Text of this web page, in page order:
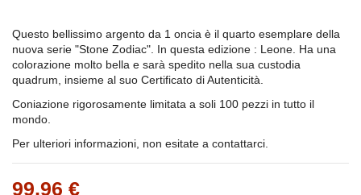
Questo bellissimo argento da 1 oncia è il quarto esemplare della
nuova serie "Stone Zodiac". In questa edizione : Leone. Ha una
colorazione molto bella e sarà spedito nella sua custodia
quadrum, insieme al suo Certificato di Autenticità.
Coniazione rigorosamente limitata a soli 100 pezzi in tutto il
mondo.
Per ulteriori informazioni, non esitate a contattarci.
99,96 €